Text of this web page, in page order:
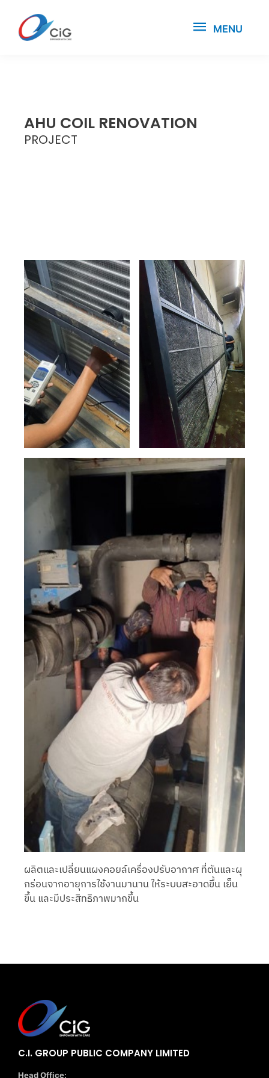
MENU
AHU COIL RENOVATION
PROJECT
ผลิตและเปลี่ยนแผงคอยล์เครื่องปรับอากาศ ที่ตันและผุ
กร่อนจากอายุการใช้งานมานาน ให้ระบบสะอาดขึ้น เย็น
ขึ้น และมีประสิทธิภาพมากขึ้น
C.I. GROUP PUBLIC COMPANY LIMITED
Head Office: